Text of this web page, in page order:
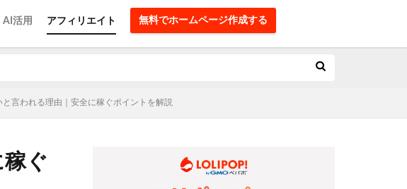
AI活用 アフィリエイト 無料でホームページ作成する
言われる理由｜安全に稼ぐポイントを解説
ぐ